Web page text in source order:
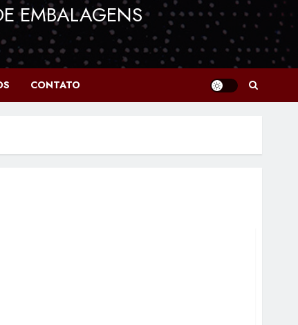
EMBALAGENS
CONTATO